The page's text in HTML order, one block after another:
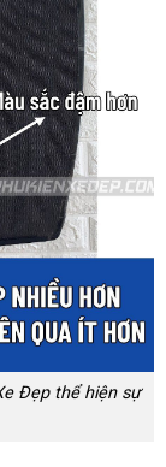
Đẹp thể hiện sự